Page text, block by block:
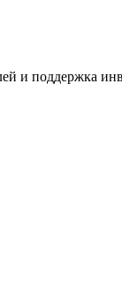
и поддержка